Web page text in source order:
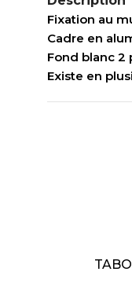
Fixation au
Cadre en
Fond blanc 2
Existe en
LIRE